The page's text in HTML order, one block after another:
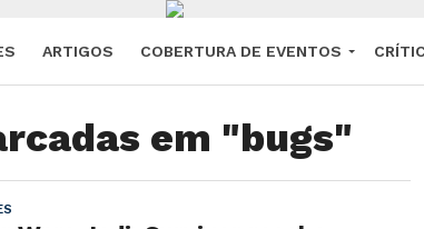
ARTIGOS COBERTURA DE EVENTOS
em "bugs"